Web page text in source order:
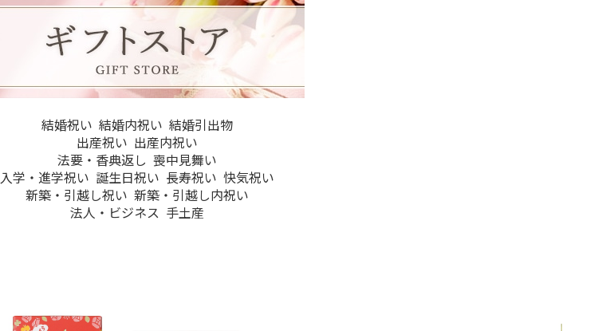
結婚祝い 結婚内祝い 結婚引出物
出産祝い 出産内祝い
法要・香典返し 喪中見舞い
入学・進学祝い 誕生日祝い 長寿祝い 快気祝い
新築・引越し祝い 新築・引越し内祝い
法人・ビジネス 手土産